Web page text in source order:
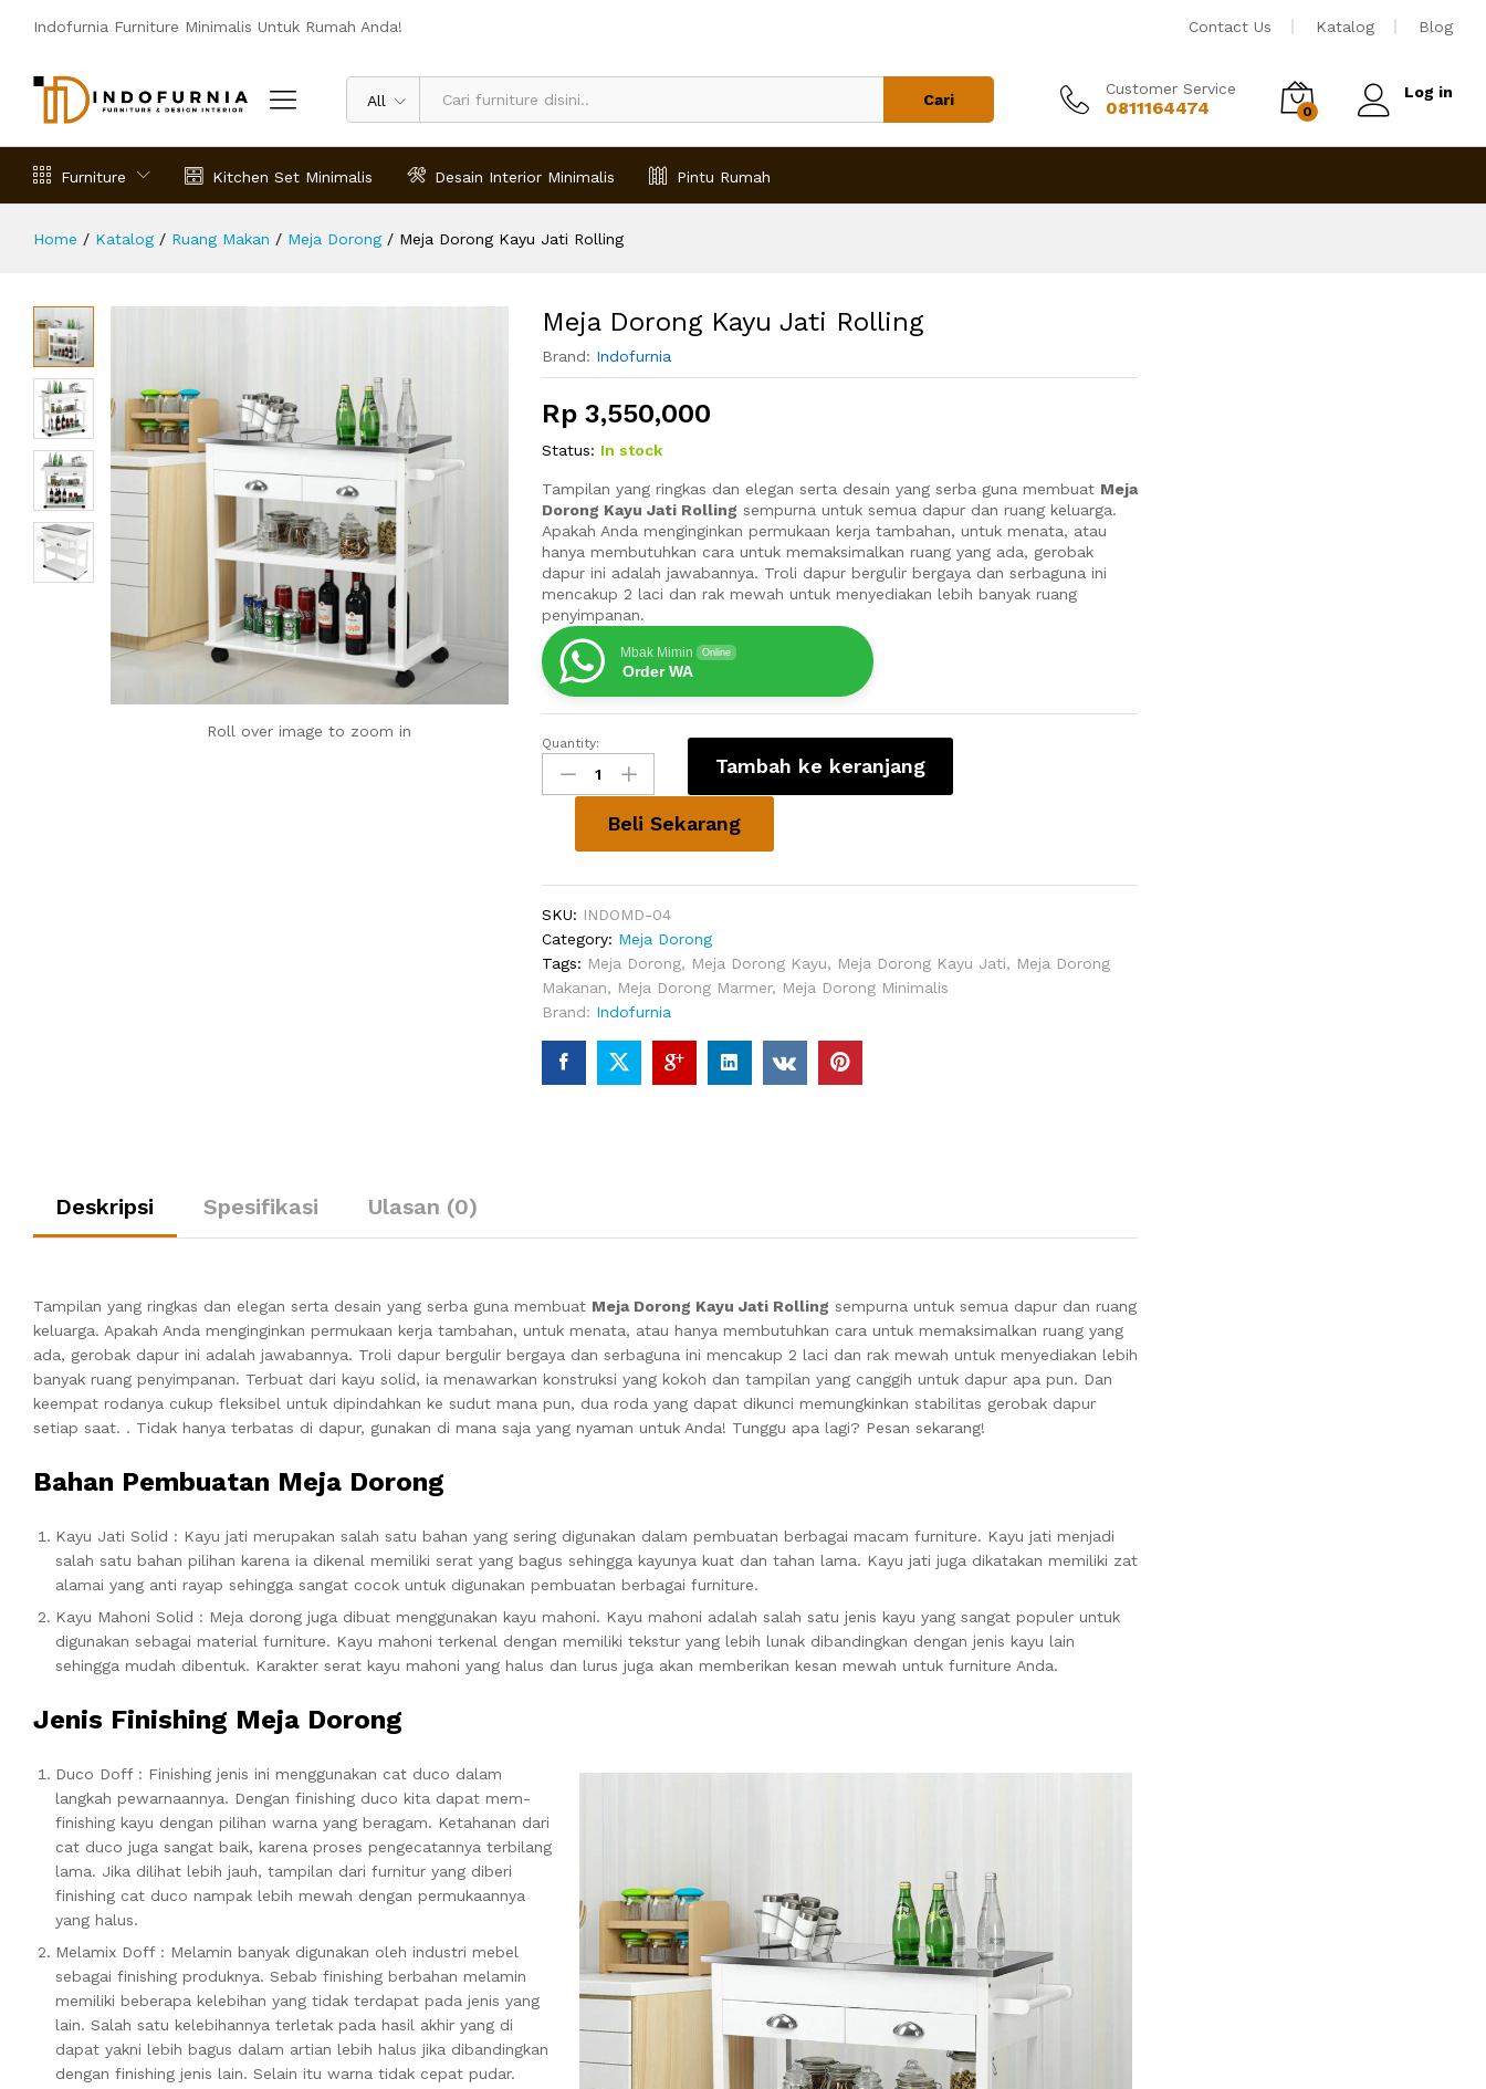
Indofurnia Furniture Minimalis Untuk Rumah Anda! Contact Us Katalog Blog
All Cari
Customer Service
0811164474 0
Log in
Furniture Kitchen Set Minimalis Desain Interior Minimalis Pintu Rumah
Home / Katalog / Ruang Makan / Meja Dorong / Meja Dorong Kayu Jati Rolling
Roll over image to zoom in
Meja Dorong Kayu Jati Rolling
Brand: Indofurnia
Rp3,550,000
Status: In stock
Tampilan yang ringkas dan elegan serta desain yang serba guna membuat Meja
Dorong Kayu Jati Rolling sempurna untuk semua dapur dan ruang keluarga.
Apakah Anda menginginkan permukaan kerja tambahan, untuk menata, atau
hanya membutuhkan cara untuk memaksimalkan ruang yang ada, gerobak
dapur ini adalah jawabannya. Troli dapur bergulir bergaya dan serbaguna ini
mencakup 2 laci dan rak mewah untuk menyediakan lebih banyak ruang
penyimpanan.
Mbak Mimin Online
Order WA
Meja
Dorong
Kayu
Quantity:
Tambah ke keranjang
Beli Sekarang
SKU: INDOMD-04
Category: Meja Dorong
Tags: Meja Dorong, Meja Dorong Kayu, Meja Dorong Kayu Jati, Meja Dorong
Makanan, Meja Dorong Marmer, Meja Dorong Minimalis
Brand: Indofurnia
Deskripsi Spesifikasi Ulasan (0)
Tampilan yang ringkas dan elegan serta desain yang serba guna membuat Meja Dorong Kayu Jati Rolling sempurna untuk semua dapur dan ruang
keluarga. Apakah Anda menginginkan permukaan kerja tambahan, untuk menata, atau hanya membutuhkan cara untuk memaksimalkan ruang yang
ada, gerobak dapur ini adalah jawabannya. Troli dapur bergulir bergaya dan serbaguna ini mencakup 2 laci dan rak mewah untuk menyediakan lebih
banyak ruang penyimpanan. Terbuat dari kayu solid, ia menawarkan konstruksi yang kokoh dan tampilan yang canggih untuk dapur apa pun. Dan
keempat rodanya cukup fleksibel untuk dipindahkan ke sudut mana pun, dua roda yang dapat dikunci memungkinkan stabilitas gerobak dapur
setiap saat. . Tidak hanya terbatas di dapur, gunakan di mana saja yang nyaman untuk Anda! Tunggu apa lagi? Pesan sekarang!
Bahan Pembuatan Meja Dorong
Kayu Jati Solid : Kayu jati merupakan salah satu bahan yang sering digunakan dalam pembuatan berbagai macam furniture. Kayu jati menjadi
salah satu bahan pilihan karena ia dikenal memiliki serat yang bagus sehingga kayunya kuat dan tahan lama. Kayu jati juga dikatakan memiliki zat
alamai yang anti rayap sehingga sangat cocok untuk digunakan pembuatan berbagai furniture.
Kayu Mahoni Solid : Meja dorong juga dibuat menggunakan kayu mahoni. Kayu mahoni adalah salah satu jenis kayu yang sangat populer untuk
digunakan sebagai material furniture. Kayu mahoni terkenal dengan memiliki tekstur yang lebih lunak dibandingkan dengan jenis kayu lain
sehingga mudah dibentuk. Karakter serat kayu mahoni yang halus dan lurus juga akan memberikan kesan mewah untuk furniture Anda.
Jenis Finishing Meja Dorong
Duco Doff : Finishing jenis ini menggunakan cat duco dalam
langkah pewarnaannya. Dengan finishing duco kita dapat mem-
finishing kayu dengan pilihan warna yang beragam. Ketahanan dari
cat duco juga sangat baik, karena proses pengecatannya terbilang
lama. Jika dilihat lebih jauh, tampilan dari furnitur yang diberi
finishing cat duco nampak lebih mewah dengan permukaannya
yang halus.
Melamix Doff : Melamin banyak digunakan oleh industri mebel
sebagai finishing produknya. Sebab finishing berbahan melamin
memiliki beberapa kelebihan yang tidak terdapat pada jenis yang
lain. Salah satu kelebihannya terletak pada hasil akhir yang di
dapat yakni lebih bagus dalam artian lebih halus jika dibandingkan
dengan finishing jenis lain. Selain itu warna tidak cepat pudar.
Deskripsi Spesifikasi Ulasan (0)
Tambah ke keranjang